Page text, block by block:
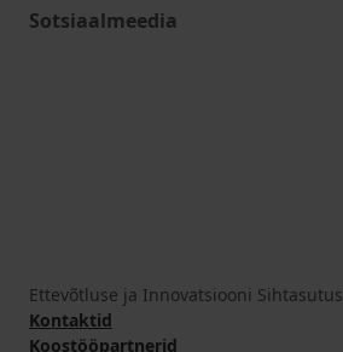
Sotsiaalmeedia
Ettevõtluse ja Innovatsiooni Sihtasutus
Kontaktid
Koostööpartnerid